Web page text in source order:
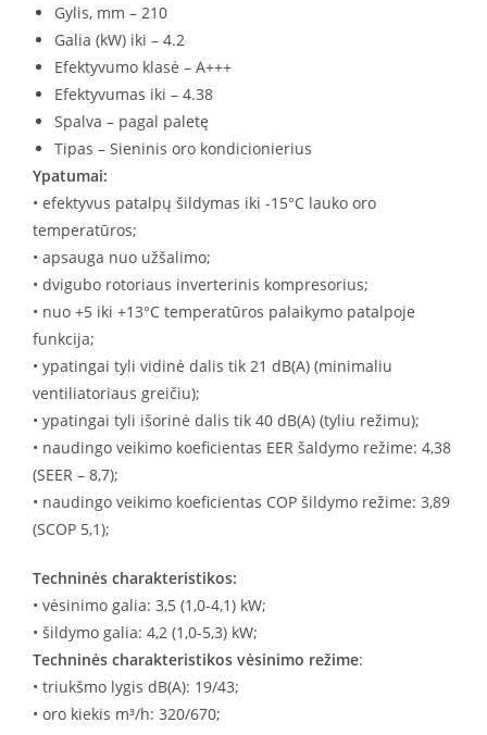
Gylis, mm – 210
Galia (kW) iki – 4.2
Efektyvumo klasė – A+++
Efektyvumas iki – 4.38
Spalva – pagal paletę
Tipas – Sieninis oro kondicionierius
Ypatumai:
• efektyvus patalpų šildymas iki -15°C lauko oro
temperatūros;
• apsauga nuo užšalimo;
• dvigubo rotoriaus inverterinis kompresorius;
• nuo +5 iki +13°C temperatūros palaikymo patalpoje
funkcija;
• ypatingai tyli vidinė dalis tik 21 dB(A) (minimaliu
ventiliatoriaus greičiu);
• ypatingai tyli išorinė dalis tik 40 dB(A) (tyliu režimu);
• naudingo veikimo koeficientas EER šaldymo režime: 4,38
(SEER – 8,7);
• naudingo veikimo koeficientas COP šildymo režime: 3,89
(SCOP 5,1);
Techninės charakteristikos:
• vėsinimo galia: 3,5 (1,0-4,1) kW;
• šildymo galia: 4,2 (1,0-5,3) kW;
Techninės charakteristikos vėsinimo režime:
• triukšmo lygis dB(A): 19/43;
• oro kiekis m³/h: 320/670;